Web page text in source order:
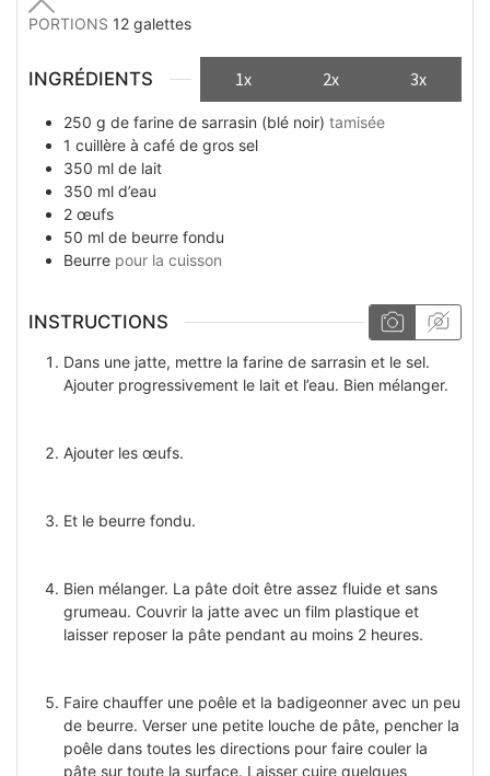
PORTIONS 12 galettes
INGRÉDIENTS 1x 2x 3x
250 g de farine de sarrasin (blé noir) tamisée
1 cuillère à café de gros sel
350 ml de lait
350 ml d’eau
2 œufs
50 ml de beurre fondu
Beurre pour la cuisson
INSTRUCTIONS
Dans une jatte, mettre la farine de sarrasin et le sel.
Ajouter progressivement le lait et l’eau. Bien mélanger.
Ajouter les œufs.
Et le beurre fondu.
Bien mélanger. La pâte doit être assez fluide et sans
grumeau. Couvrir la jatte avec un film plastique et
laisser reposer la pâte pendant au moins 2 heures.
Faire chauffer une poêle et la badigeonner avec un peu
de beurre. Verser une petite louche de pâte, pencher la
poêle dans toutes les directions pour faire couler la
pâte sur toute la surface. Laisser cuire quelques